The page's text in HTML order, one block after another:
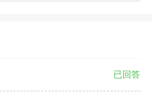
已回答